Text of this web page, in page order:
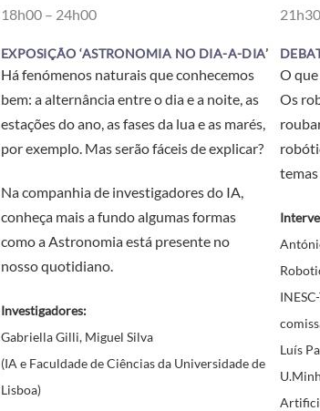
O
Os
Luís
18h00 – 24h00
EXPOSIÇÃO ‘ASTRONOMIA NO DIA-A-DIA’
Há fenómenos naturais que conhecemos
bem: a alternância entre o dia e a noite, as
estações do ano, as fases da lua e as marés,
por exemplo. Mas serão fáceis de explicar?
Na companhia de investigadores do IA,
conheça mais a fundo algumas formas
como a Astronomia está presente no
nosso quotidiano.
Investigadores:
Gabriella Gilli, Miguel Silva
(IA e Faculdade de Ciências da Universidade de
Lisboa)